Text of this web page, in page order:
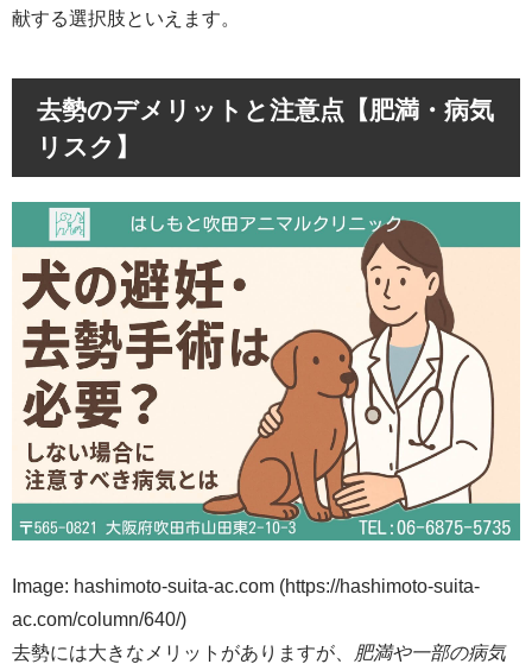
献する選択肢といえます。
去勢のデメリットと注意点【肥満・病気
リスク】
Image: hashimoto-suita-ac.com (https://hashimoto-suita-
ac.com/column/640/)
去勢には大きなメリットがありますが、
肥満や一部の病気